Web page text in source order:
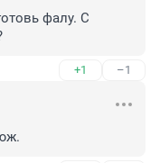
фалу. С
+1 –1